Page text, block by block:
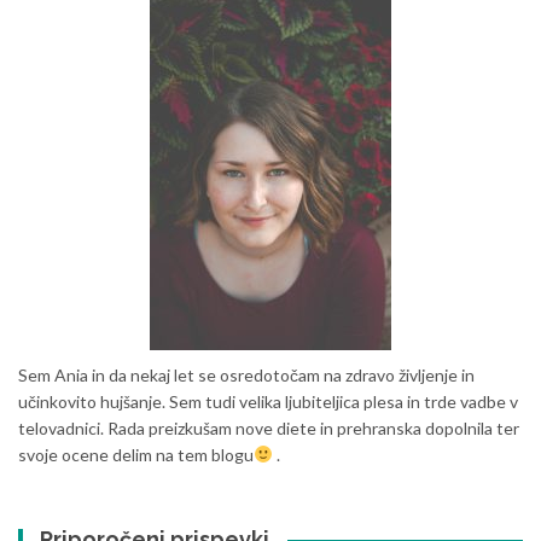
Sem Ania in da nekaj let se osredotočam na zdravo življenje in
učinkovito hujšanje. Sem tudi velika ljubiteljica plesa in trde vadbe v
telovadnici. Rada preizkušam nove diete in prehranska dopolnila ter
svoje ocene delim na tem blogu
.